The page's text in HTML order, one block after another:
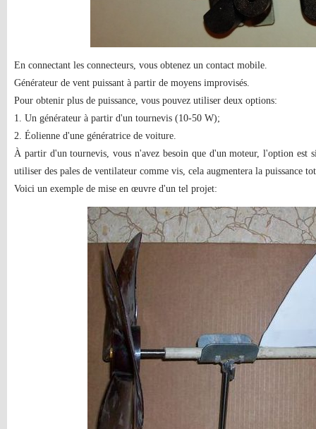
En connectant les connecteurs, vous obtenez un contact mobile.
Générateur de vent puissant à partir de moyens improvisés.
Pour obtenir plus de puissance, vous pouvez utiliser deux options:
1. Un générateur à partir d'un tournevis (10-50 W);
2. Éolienne d'une génératrice de voiture.
À partir d'un tournevis, vous n'avez besoin que d'un moteur, l'option est
utiliser des pales de ventilateur comme vis, cela augmentera la puissance
Voici un exemple de mise en œuvre d'un tel projet: